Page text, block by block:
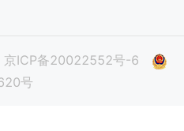
京ICP备20022552号-6
号